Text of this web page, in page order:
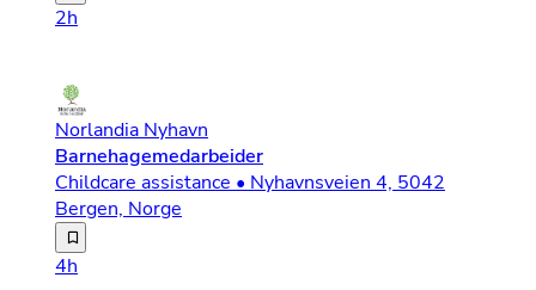
2h
Norlandia Nyhavn
Barnehagemedarbeider
Childcare assistance • Nyhavnsveien 4, 5042
Bergen, Norge
Vi søker etter deg som er ambisiøs på vegne av
4h